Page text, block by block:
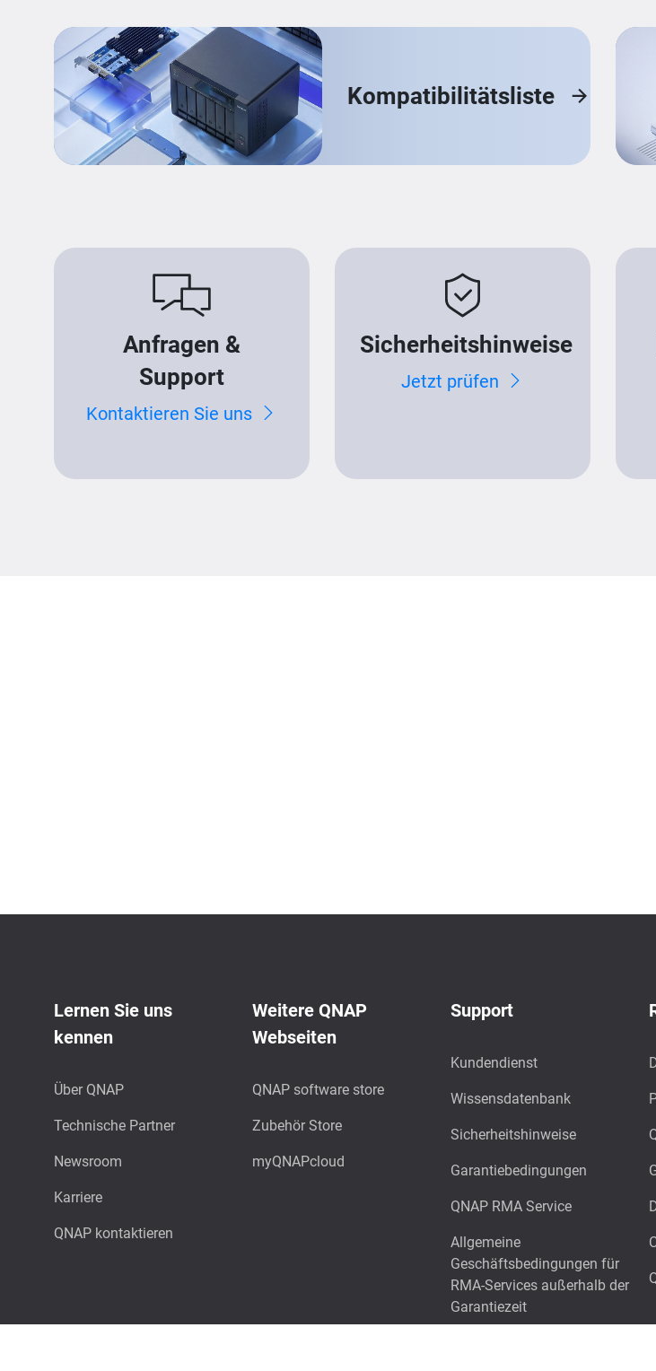
Kompatibilitätsliste
Anfragen &
Support
Kontaktieren Sie uns
Sicherheitshinweise
Jetzt prüfen
Lernen Sie uns
kennen
Über QNAP
Technische Partner
Newsroom
Karriere
QNAP kontaktieren
Weitere QNAP
Webseiten
QNAP software store
Zubehör Store
myQNAPcloud
Support
Kundendienst
Wissensdatenbank
Sicherheitshinweise
Garantiebedingungen
QNAP RMA Service
Allgemeine
Geschäftsbedingungen für
RMA-Services außerhalb der
Garantiezeit